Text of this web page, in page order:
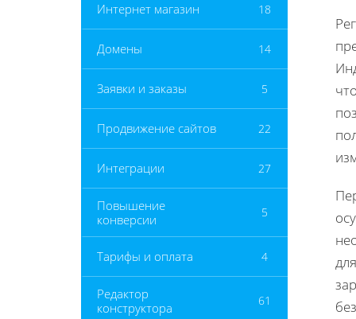
Интернет магазин 18
Домены 14
Заявки и заказы 5
Продвижение сайтов 22
Интеграции 27
Повышение
конверсии
5
Тарифы и оплата 4
Редактор
конструктора
61